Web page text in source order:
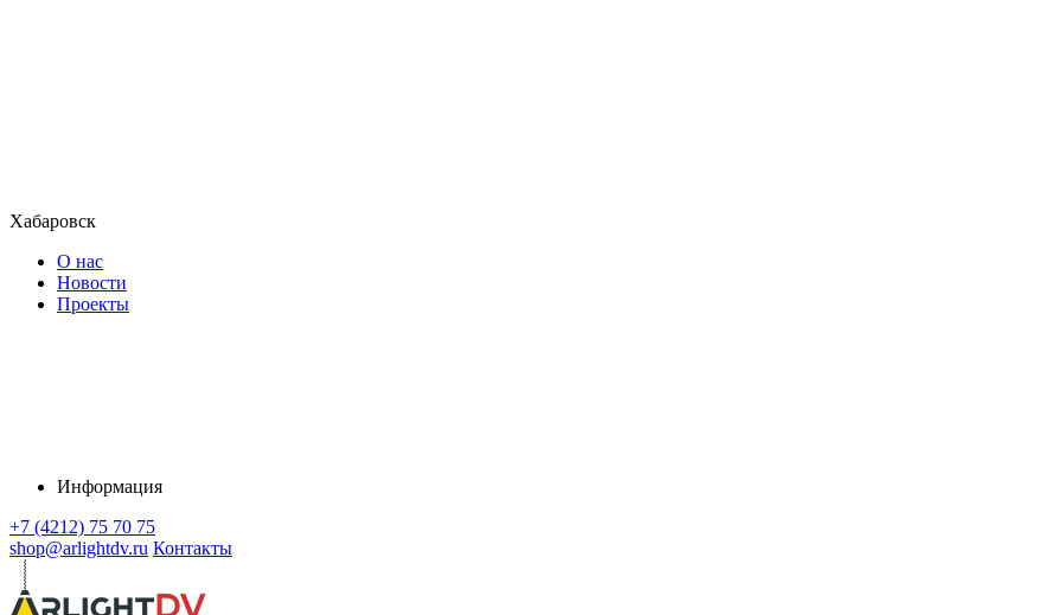
Хабаровск
О нас
Новости
Проекты
Информация
+7 (4212) 75 70 75
shop@arlightdv.ru Контакты